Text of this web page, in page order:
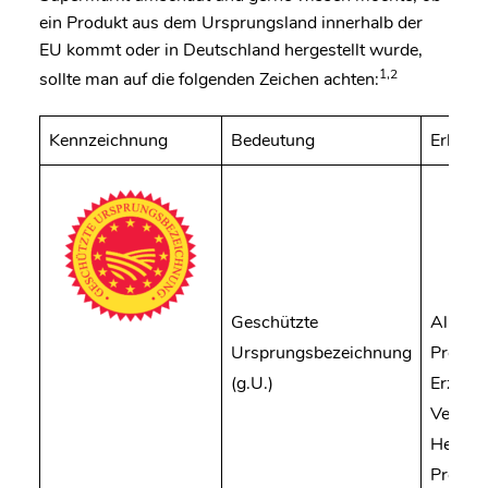
ein Produkt aus dem Ursprungsland innerhalb der
EU kommt oder in Deutschland hergestellt wurde,
sollte man auf die folgenden Zeichen achten:1,2
Kennzeichnung Bedeutung
Geschützte
Ursprungsbezeichnung
(g.U.)
Alle